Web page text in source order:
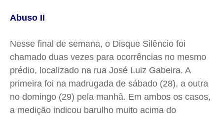
Abuso II
Nesse final de semana, o Disque Silêncio foi
chamado duas vezes para ocorrências no mesmo
prédio, localizado na rua José Luiz Gabeira. A
primeira foi na madrugada de sábado (28), a outra
no domingo (29) pela manhã. Em ambos os casos,
a medição indicou barulho muito acima do